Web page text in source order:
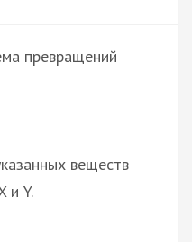
превращений
веществ
и Y.